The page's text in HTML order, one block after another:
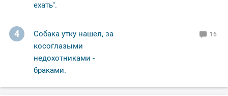
ехать".
4
Собака утку нашел, за
косоглазыми
недохотниками -
браками.
16